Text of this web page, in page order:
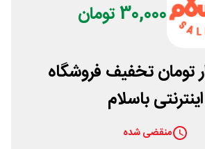
30,000 تومان
هزار تومان تخفیف فروشگاه
اینترنتی باسلام
منقضی شده